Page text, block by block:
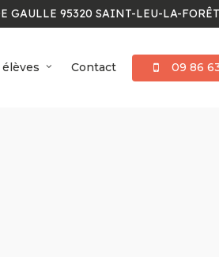
GAULLE 95320 SAINT-LEU-LA-FORÊT
Contact 09 86